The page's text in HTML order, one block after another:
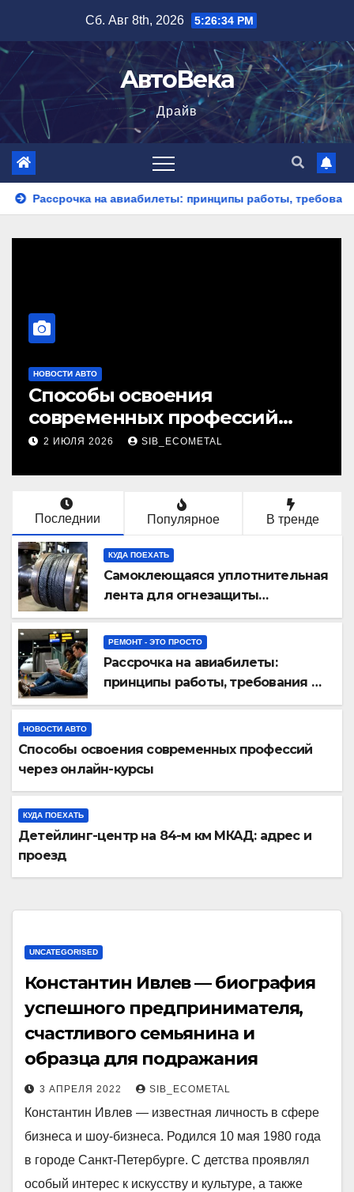
содержимому
Сб. Авг 8th, 2026 5:26:35 PM
АвтоВека
Драйв
на авиабилеты: принципы работы, требования и
НОВОСТИ АВТО
Способы освоения
современных профессий
через онлайн-курсы
2 ИЮЛЯ 2026 SIB_ECOMETAL
Последнии Популярное В тренде
КУДА ПОЕХАТЬ
Самоклеющаяся уплотнительная
лента для огнезащиты
фланцевых соединений
РЕМОНТ - ЭТО ПРОСТО
Рассрочка на авиабилеты:
принципы работы, требования и
потенциальные риски
НОВОСТИ АВТО
Способы освоения современных профессий
через онлайн-курсы
КУДА ПОЕХАТЬ
Детейлинг-центр на 84-м км МКАД: адрес и
проезд
UNCATEGORISED
Константин Ивлев — биография
успешного предпринимателя,
счастливого семьянина и
образца для подражания
3 АПРЕЛЯ 2022 SIB_ECOMETAL
Константин Ивлев — известная личность в сфере
бизнеса и шоу-бизнеса. Родился 10 мая 1980 года
в городе Санкт-Петербурге. С детства проявлял
особый интерес к искусству и культуре, а также